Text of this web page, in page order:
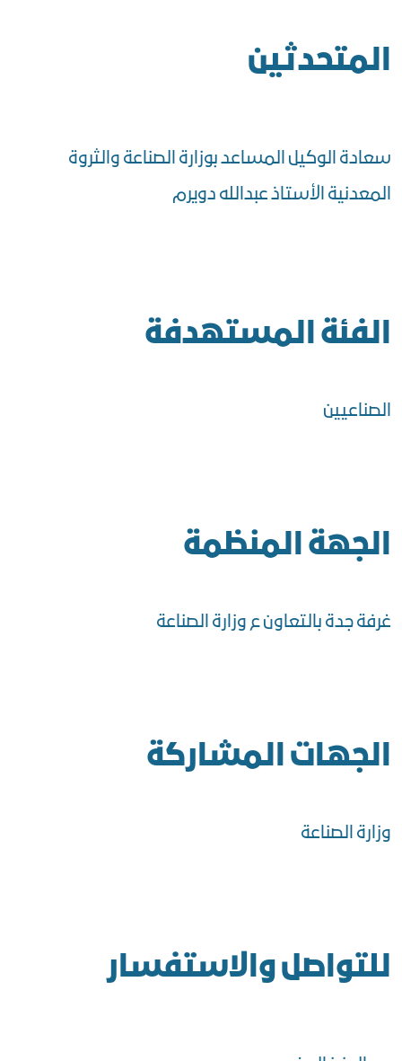
المتحدثين
سعادة الوكيل المساعد بوزارة الصناعة والثروة
المعدنية الأستاذ عبدالله دويرم
الفئة المستهدفة
الصناعيين
الجهة المنظمة
غرفة جدة بالتعاون ع وزارة الصناعة
الجهات المشاركة
وزارة الصناعة
للتواصل والاستفسار